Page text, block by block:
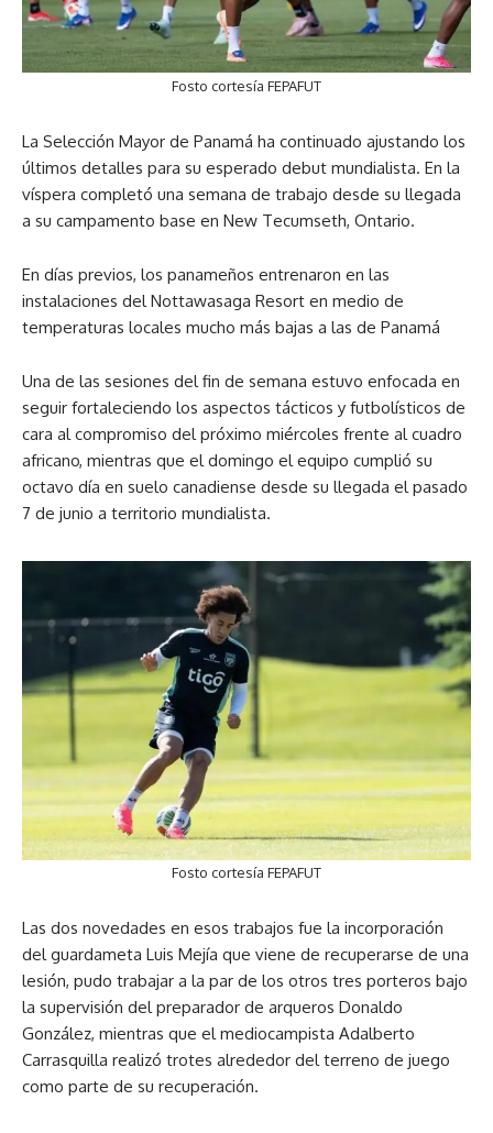
Fosto cortesía FEPAFUT
La Selección Mayor de Panamá ha continuado ajustando los
últimos detalles para su esperado debut mundialista. En la
víspera completó una semana de trabajo desde su llegada
a su campamento base en New Tecumseth, Ontario.
En días previos, los panameños entrenaron en las
instalaciones del Nottawasaga Resort en medio de
temperaturas locales mucho más bajas a las de Panamá
Una de las sesiones del fin de semana estuvo enfocada en
seguir fortaleciendo los aspectos tácticos y futbolísticos de
cara al compromiso del próximo miércoles frente al cuadro
africano, mientras que el domingo el equipo cumplió su
octavo día en suelo canadiense desde su llegada el pasado
7 de junio a territorio mundialista.
Fosto cortesía FEPAFUT
Las dos novedades en esos trabajos fue la incorporación
del guardameta Luis Mejía que viene de recuperarse de una
lesión, pudo trabajar a la par de los otros tres porteros bajo
la supervisión del preparador de arqueros Donaldo
González, mientras que el mediocampista Adalberto
Carrasquilla realizó trotes alrededor del terreno de juego
como parte de su recuperación.